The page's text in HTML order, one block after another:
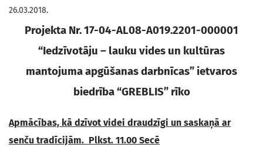
26.03.2018.
Projekta Nr. 17-04-AL08-A019.2201-000001
“Iedzīvotāju – lauku vides un kultūras
mantojuma apgūšanas darbnīcas” ietvaros
biedrība “GREBLIS” rīko
Apmācības, kā dzīvot videi draudzīgi un saskaņā ar
senču tradīcijām. Plkst. 11.00 Secē